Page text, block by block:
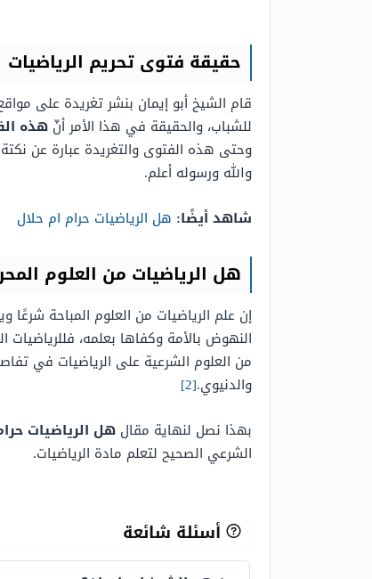
حقيقة فتوى تحريم الرياضيات
قام الشيخ أبو إيمان بنشر تغريدة على
للشباب، والحقيقة في هذا الأمر أنّ هذه
وحتى هذه الفتوى والتغريدة عبارة عن
والله ورسوله أعلم.
شاهد أيضًا: هل الرياضيات حرام ام حلال
هل الرياضيات من العلوم
إن علم الرياضيات من العلوم المباحة شرعًا
النهوض بالأمة وكفاها بعلمه، فللرياضيات
من العلوم الشرعية على الرياضيات في
والدنيوي.[2]
بهذا نصل لنهاية مقال هل الرياضيات
الشرعي الصحيح لتعلم مادة الرياضيات.
أسئلة شائعة